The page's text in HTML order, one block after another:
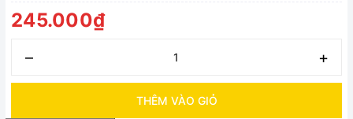
245.000₫
– +
THÊM VÀO GIỎ